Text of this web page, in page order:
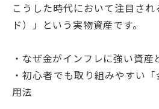
こうした時代において注目さ
ド）」という実物資産です。
・なぜ金がインフレに強い資産
・初心者でも取り組みやすい
用法